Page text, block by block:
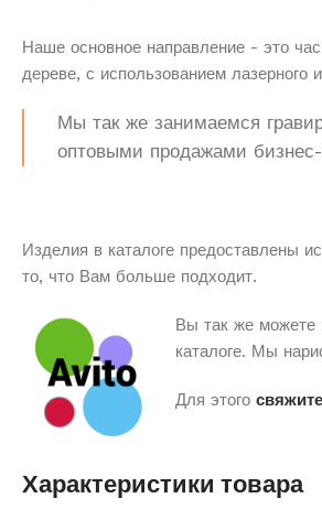
Наше основное направление - это
дереве, с использованием лазерного
Мы так же занимаемся
оптовыми продажами
Изделия в каталоге предоставлены
то, что Вам больше подходит.
Вы так же можете
каталоге. Мы
Для этого
Характеристики товара